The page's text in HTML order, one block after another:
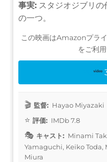
事実: スタジオジブリ
の一つ。
この映画はAmazonプラ
をご利
監督: Hayao Miyazaki
評価: IMDb 7.8
キャスト: Minami
Yamaguchi, Keiko
Miura